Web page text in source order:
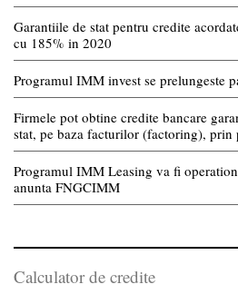
Garantiile de stat pentru credite
cu 185% in 2020
Programul IMM invest se prelungeste
Firmele pot obtine credite bancare
stat, pe baza facturilor (factoring),
Programul IMM Leasing va fi
anunta FNGCIMM
Calculator de credite